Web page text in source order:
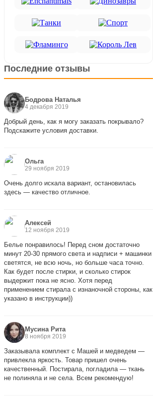
Последние отзывы
Бодрова Наталья
4 декабря 2019
Добрый день, как я могу заказать покрывало?
Подскажите условия доставки.
Ольга
29 ноября 2019
Очень долго искала вариант, остановилась
здесь — качество отличное.
Алексей
12 ноября 2019
Белье понравилось! Перед сном достаточно
минут 20-30 прямого света и надписи + машинки
светятся, не всю ночь, но больше часа точно.
Как будет после стирки, и сколько стирок
выдержит пока не ясно. Хотя перед
применением стирала с изнаночной стороны, как
указано в инструкции))
Мусина Рита
8 ноября 2019
Заказывала комплект с Машей и медведем —
привлекла яркость. Товар пришел очень
качественный. Постирала, погладила — ткань
не полиняла и не села. Всем рекомендую!